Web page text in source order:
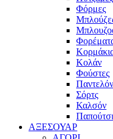
Φόρμες
Κολάν
Φούστες
Σόρτς
Καλσόν
ΑΞΕΣΟΥΑΡ